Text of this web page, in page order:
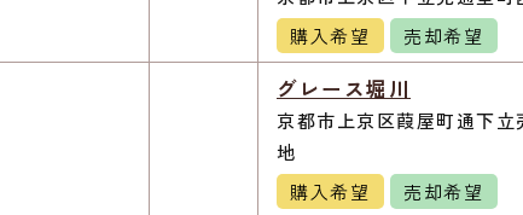
購入希望
売却希望
グレース堀川
京都市上京区葭屋町通下
地
購入希望
売却希望